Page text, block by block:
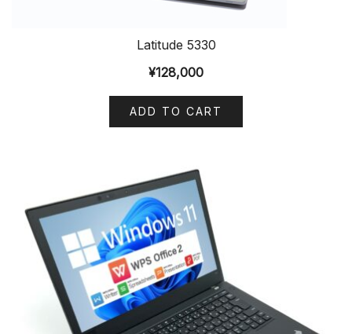
Latitude 5330
¥128,000
ADD TO CART